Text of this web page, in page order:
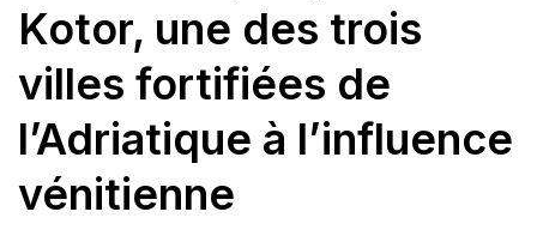
Kotor, une des trois
villes fortifiées de
l’Adriatique à l’influence
vénitienne